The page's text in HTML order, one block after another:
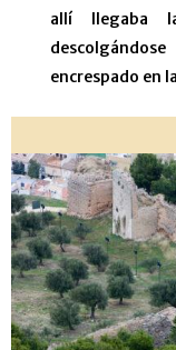
allí llegaba
encrespado en